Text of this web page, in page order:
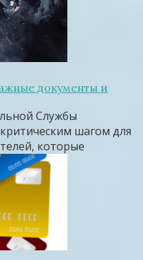
документы и
Службы
шагом для
которые